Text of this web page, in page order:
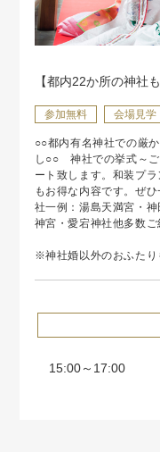
【都内22か所の神社
参加無料 会場見学
○○都内有名神社での厳
し○○ 神社での挙式～ご
ート致します。和装プ
もお得な内容です。ぜ
社一例：湯島天満宮・
神宮・愛宕神社他多数ご
※神社婚以外のおふたり
15:00～17:00